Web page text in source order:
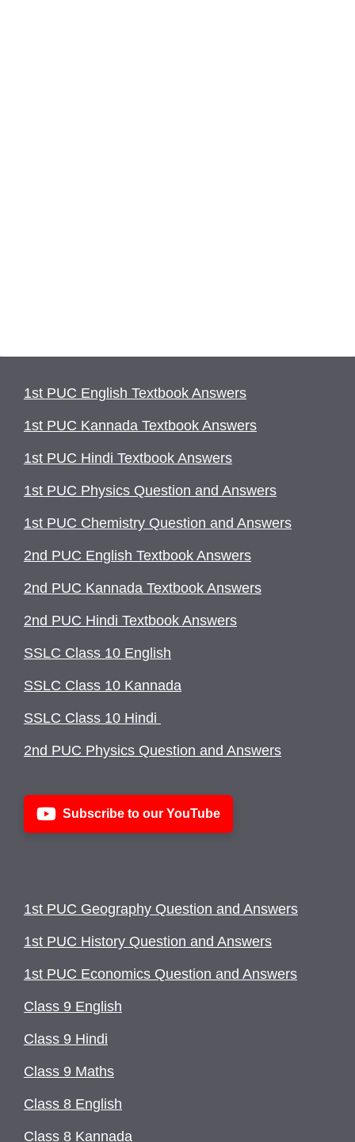
1st PUC English Textbook Answers
1st PUC Kannada Textbook Answers
1st PUC Hindi Textbook Answers
1st PUC Physics Question and Answers
1st PUC Chemistry Question and Answers
2nd PUC English Textbook Answers
2nd PUC Kannada Textbook Answers
2nd PUC Hindi Textbook Answers
SSLC Class 10 English
SSLC Class 10 Kannada
SSLC Class 10 Hindi
2nd PUC Physics Question and Answers
Subscribe to our YouTube
1st PUC Geography Question and Answers
1st PUC History Question and Answers
1st PUC Economics Question and Answers
Class 9 English
Class 9 Hindi
Class 9 Maths
Class 8 English
Class 8 Kannada